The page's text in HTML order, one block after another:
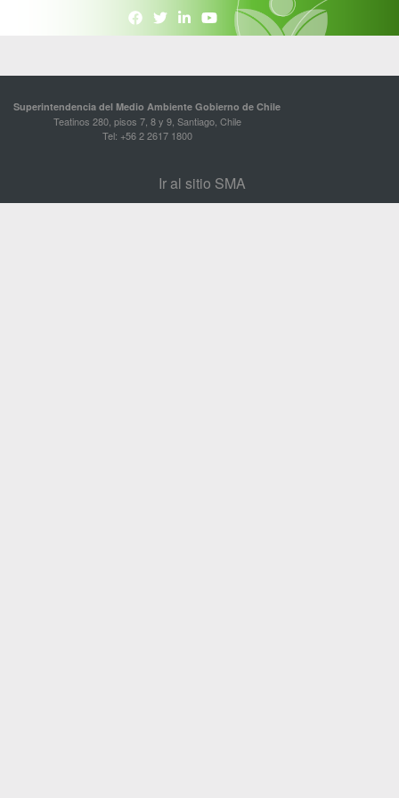
Superintendencia del Medio Ambiente Gobierno de Chile
Teatinos 280, pisos 7, 8 y 9, Santiago, Chile
Tel: +56 2 2617 1800
Ir al sitio SMA